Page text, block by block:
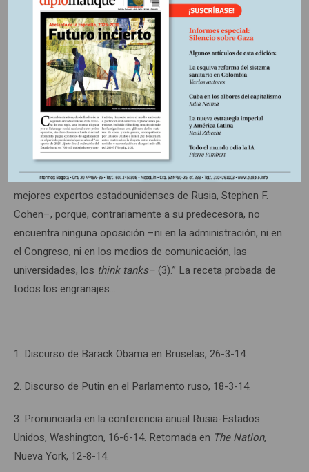
Tanto como decir que Moscú no admitirá que Ucrania se
convierta en la base de operaciones de sus adversarios.
Caldeado al rojo vivo por una propaganda nacionalista que
incluso excede el lavado de cerebro occidental, el pueblo
ruso se opondría a eso. Ahora bien, en Estados Unidos y en
Europa, los partidarios del gran rearme superan la puja:
proclamaciones marciales, avalancha de sanciones
heteróclitas que sólo fortalecen la determinación del
campo contrario. “Quizás la nueva Guerra Fría será aun
más peligrosa que la anterior –ya advirtió uno de los
mejores expertos estadounidenses de Rusia, Stephen F.
Cohen–, porque, contrariamente a su predecesora, no
encuentra ninguna oposición –ni en la administración, ni en
el Congreso, ni en los medios de comunicación, las
universidades, los think tanks–(3).” La receta probada de
todos los engranajes…
1. Discurso de Barack Obama en Bruselas, 26-3-14.
2. Discurso de Putin en el Parlamento ruso, 18-3-14.
3. Pronunciada en la conferencia anual Rusia-Estados
Unidos, Washington, 16-6-14. Retomada en The Nation,
Nueva York, 12-8-14.